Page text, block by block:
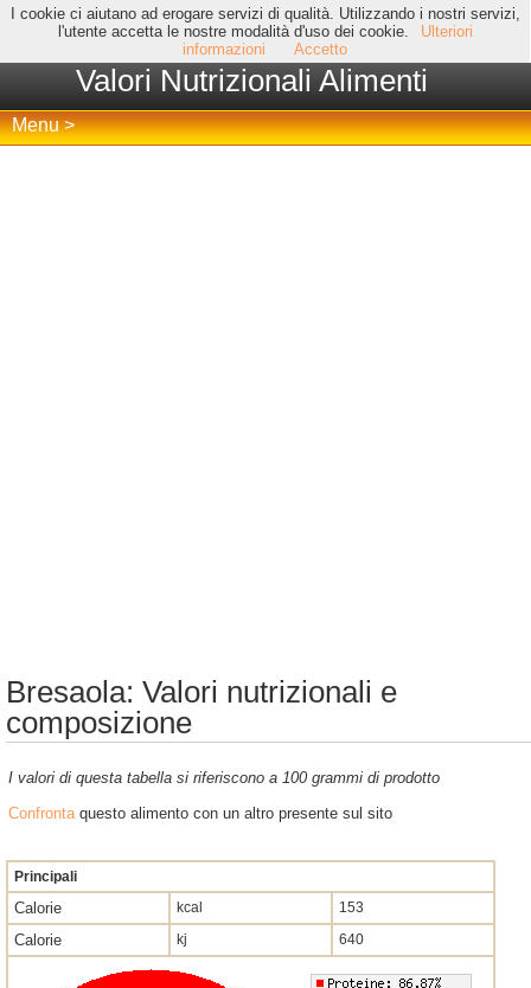
I cookie ci aiutano ad erogare servizi di qualità. Utilizzando i nostri servizi,
l'utente accetta le nostre modalità d'uso dei cookie.
Ulteriori
informazioni
Accetto
Valori Nutrizionali Alimenti
Menu >
Bresaola: Valori nutrizionali e
composizione
I valori di questa tabella si riferiscono a 100 grammi di prodotto
Confrontaquesto alimento con un altro presente sul sito
Principali
Calorie kcal 153
Calorie kj 640